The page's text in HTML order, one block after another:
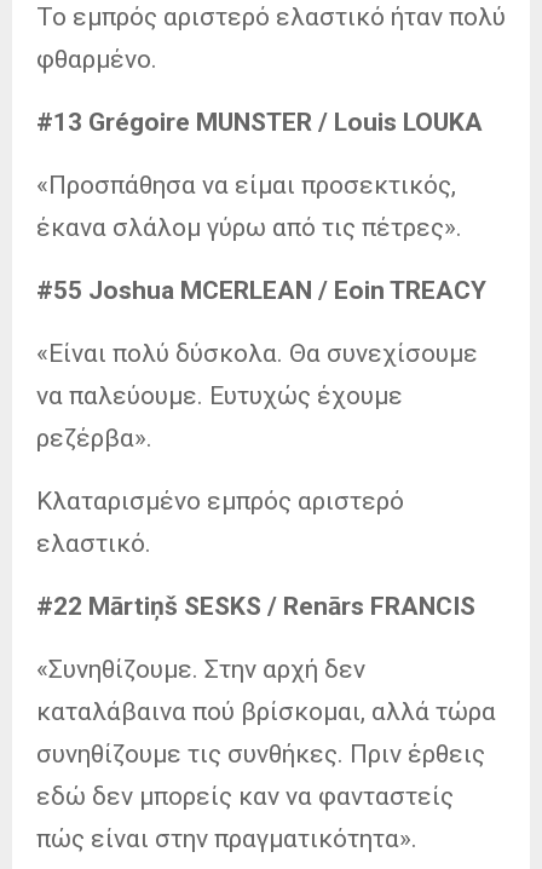
Το εμπρός αριστερό ελαστικό ήταν πολύ
φθαρμένο.
#13 Grégoire MUNSTER / Louis LOUKA
«Προσπάθησα να είμαι προσεκτικός,
έκανα σλάλομ γύρω από τις πέτρες».
#55 Joshua MCERLEAN / Eoin TREACY
«Είναι πολύ δύσκολα. Θα συνεχίσουμε
να παλεύουμε. Ευτυχώς έχουμε
ρεζέρβα».
Κλαταρισμένο εμπρός αριστερό
ελαστικό.
#22 Mārtiņš SESKS / Renārs FRANCIS
«Συνηθίζουμε. Στην αρχή δεν
καταλάβαινα πού βρίσκομαι, αλλά τώρα
συνηθίζουμε τις συνθήκες. Πριν έρθεις
εδώ δεν μπορείς καν να φανταστείς
πώς είναι στην πραγματικότητα».